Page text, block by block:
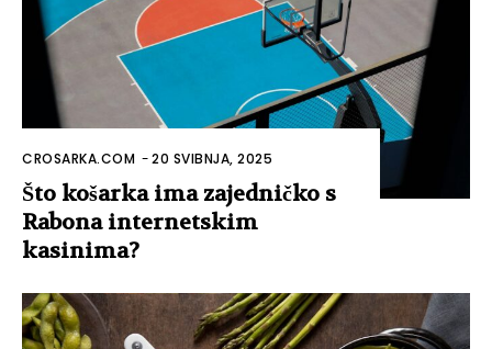
CROSARKA.COM -20 SVIBNJA, 2025
Što košarka ima zajedničko s
Rabona internetskim
kasinima?